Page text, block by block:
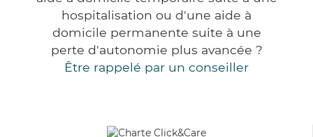
hospitalisation ou d'une aide à
domicile permanente suite à une
perte d'autonomie plus avancée ?
Être rappelé par un conseiller